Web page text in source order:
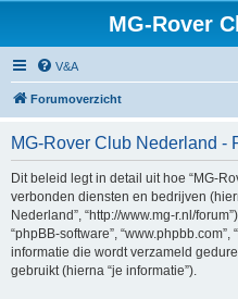
MG-Rover
V&A
Forumoverzicht
MG-Rover Club Nederland -
Dit beleid legt in detail uit hoe “MG-
verbonden diensten en bedrijven
Nederland”, “http://www.mg-r.nl/
“phpBB-software”, “www.phpbb.com”,
informatie die wordt verzameld
gebruikt (hierna “je informatie”).